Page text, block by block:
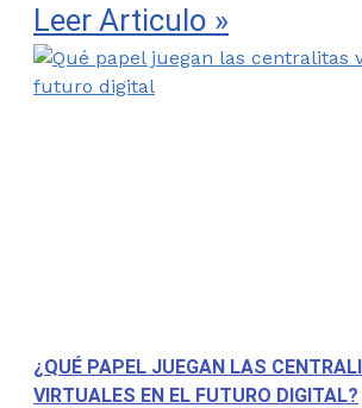
Leer Articulo »
¿QUÉ PAPEL JUEGAN LAS
VIRTUALES EN EL FUTURO DIGITAL?